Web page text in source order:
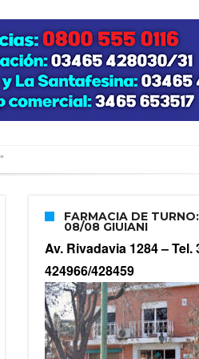
su nacimiento
FARMACIA DE
08/08 GIUIANI
Av. Rivadavia 1284 –Tel.
424966/428459